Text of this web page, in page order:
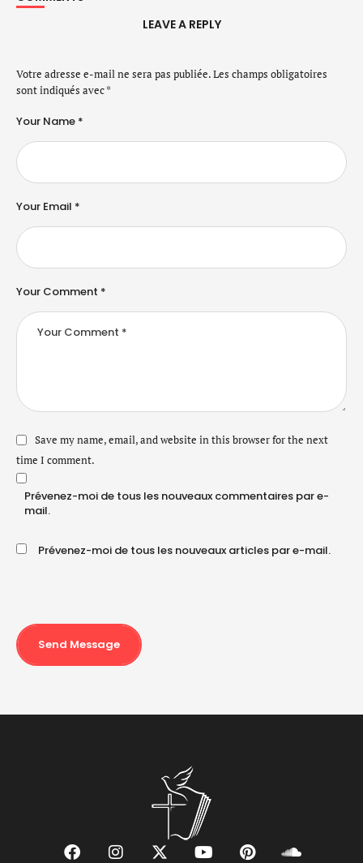
LEAVE A REPLY
Votre adresse e-mail ne sera pas publiée.Les champs obligatoires
sont indiqués avec*
Your Comment *
Your Name *
Your Email *
Save my name, email, and website in this browser for the next
time I comment.
Prévenez-moi de tous les nouveaux commentaires par e-
mail.
Prévenez-moi de tous les nouveaux articles par e-mail.
Send Message